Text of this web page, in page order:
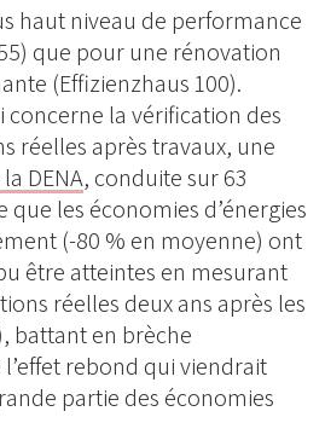
haut niveau de performance
que pour une rénovation
(Effizienzhaus 100).
concerne la vérification des
réelles après travaux, une
DENA, conduite sur 63
que les économies d’énergies
(-80 % en moyenne) ont
être atteintes en mesurant
réelles deux ans après les
battant en brèche
l’effet rebond qui viendrait
partie des économies